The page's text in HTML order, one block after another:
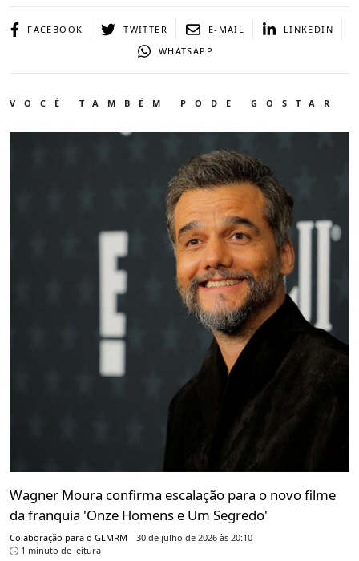
FACEBOOK TWITTER E-MAIL
LINKEDIN
WHATSAPP
VOCÊ TAMBÉM PODE GOSTAR
Wagner Moura confirma escalação para o novo filme
da franquia 'Onze Homens e Um Segredo'
Colaboração para o GLMRM
30 de julho de 2026 às 20:10
1 minuto de leitura